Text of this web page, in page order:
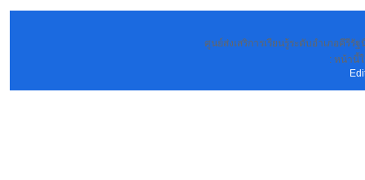
ศูนย์ส่งเสริการเรียนรู้ระดับอำเภอคีรี
: หน้านี้